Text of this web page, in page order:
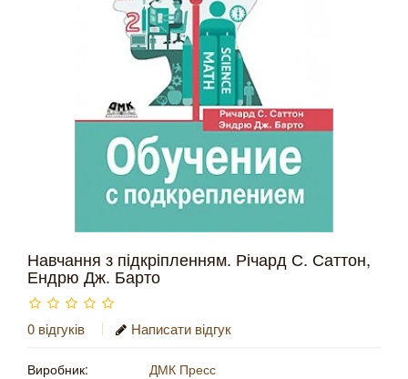
Навчання з підкріпленням. Річард С. Саттон,
Ендрю Дж. Барто
0 відгуків Написати відгук
Виробник:
ДМК Пресс